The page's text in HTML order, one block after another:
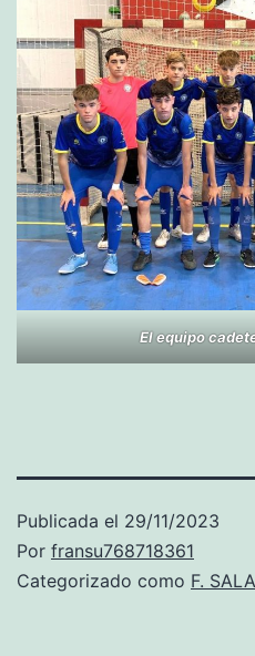
El equipo
Publicada el 29/11/2023
Por fransu768718361
Categorizado como F. SALA